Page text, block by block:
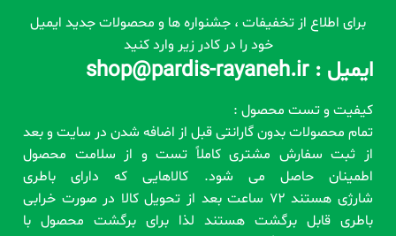
برای اطلاع از تخفیفات ، جشنواره ها و محصولات جدید ایمیل
خود را در کادر زیر وارد کنید
ایمیل : shop@pardis-rayaneh.ir
کیفیت و تست محصول :
تمام محصولات بدون گارانتی قبل از اضافه شدن در سایت و بعد
از ثبت سفارش مشتری کاملاً تست و از سلامت محصول
اطمینان حاصل می شود. کالاهایی که دارای باطری
شارژی هستند 72 ساعت بعد از تحویل کالا در صورت خرابی
باطری قابل برگشت هستند لذا برای برگشت محصول با